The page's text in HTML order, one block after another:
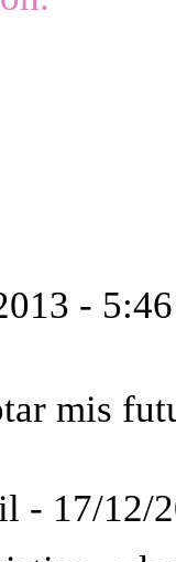
-
mis
- 17/12/